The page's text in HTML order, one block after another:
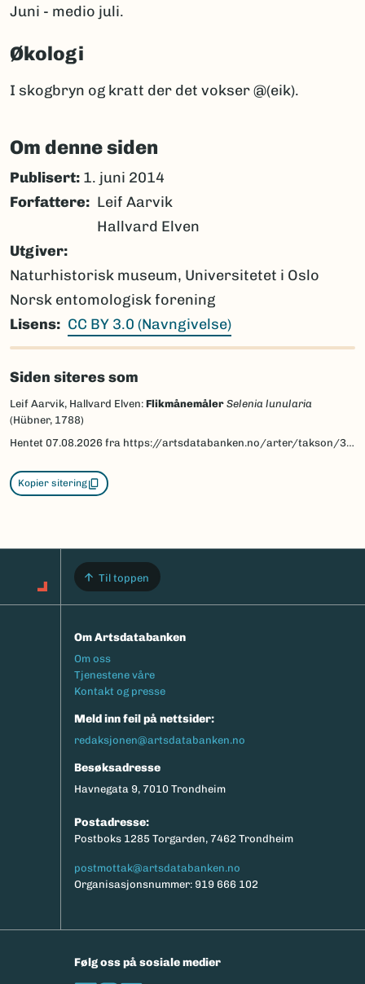
Juni - medio juli.
Økologi
I skogbryn og kratt der det vokser @(eik).
Om denne siden
Publisert: 1. juni 2014
Forfattere
Leif Aarvik
Hallvard Elven
Utgiver
Naturhistorisk museum, Universitetet i Oslo
Norsk entomologisk forening
Lisens
CC BY 3.0 (Navngivelse)
Siden siteres som
Leif Aarvik, Hallvard Elven: Flikmånemåler Selenia lunularia
(Hübner, 1788)
Hentet 07.08.2026 fra https://artsdatabanken.no/arter/takson/30242/beskrivelse
Kopier sitering
Til toppen
Om Artsdatabanken
Footermeny
Om oss
Tjenestene våre
Kontakt og presse
Meld inn feil på nettsider:
redaksjonen@artsdatabanken.no
Besøksadresse
Havnegata 9, 7010 Trondheim
Postadresse:
Postboks 1285 Torgarden, 7462 Trondheim
postmottak@artsdatabanken.no
Organisasjonsnummer: 919 666 102
Følg oss på sosiale medier